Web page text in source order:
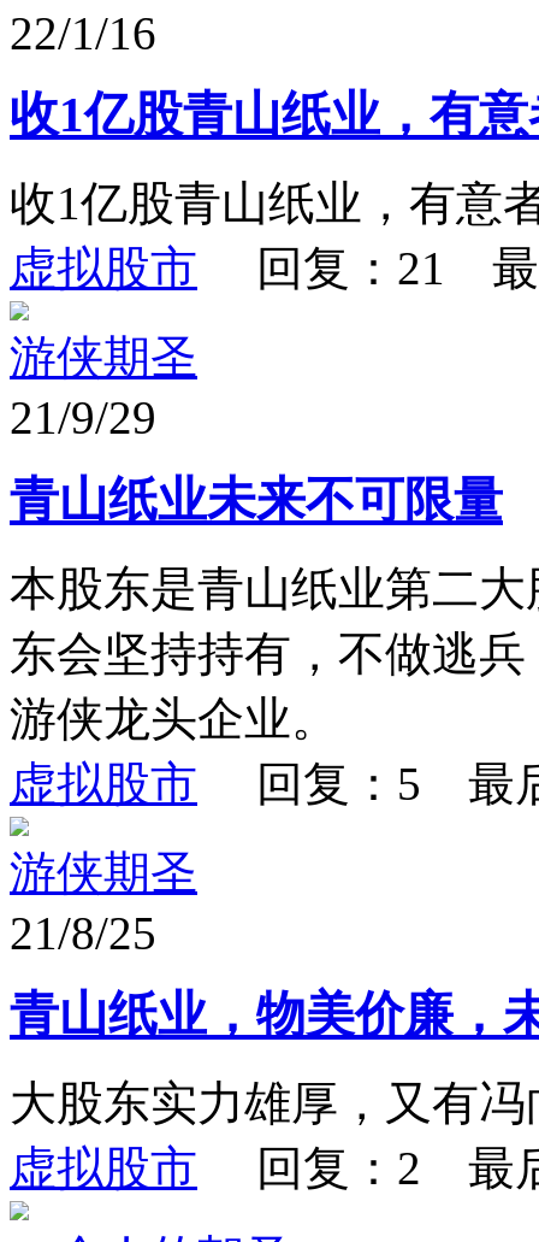
22/1/16
收1亿股青山纸业，有
收1亿股青山纸业，有意
虚拟股市 回复：21 最
游侠期圣
21/9/29
青山纸业未来不可限量
本股东是青山纸业第二
东会坚持持有，不做逃
游侠龙头企业。
虚拟股市 回复：5 最
游侠期圣
21/8/25
青山纸业，物美价廉，
大股东实力雄厚，又有
虚拟股市 回复：2 最